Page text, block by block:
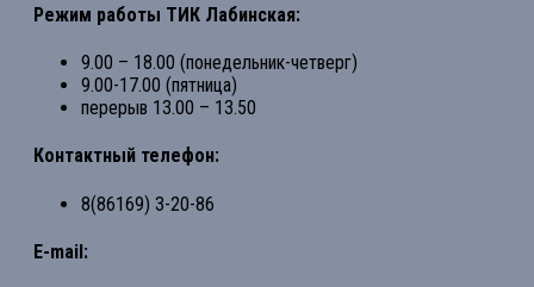
Режим работы ТИК Лабинская:
9.00 – 18.00 (понедельник-четверг)
9.00-17.00 (пятница)
перерыв 13.00 – 13.50
Контактный телефон:
8(86169) 3-20-86
E-mail: